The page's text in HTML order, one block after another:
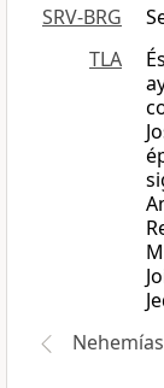
SRV-BRG
TLA